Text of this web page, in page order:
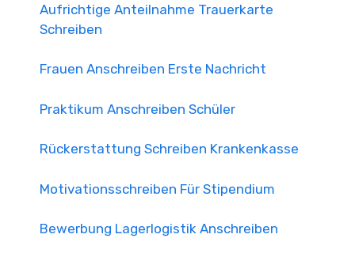
Aufrichtige Anteilnahme Trauerkarte
Schreiben
Frauen Anschreiben Erste Nachricht
Praktikum Anschreiben Schüler
Rückerstattung Schreiben Krankenkasse
Motivationsschreiben Für Stipendium
Bewerbung Lagerlogistik Anschreiben